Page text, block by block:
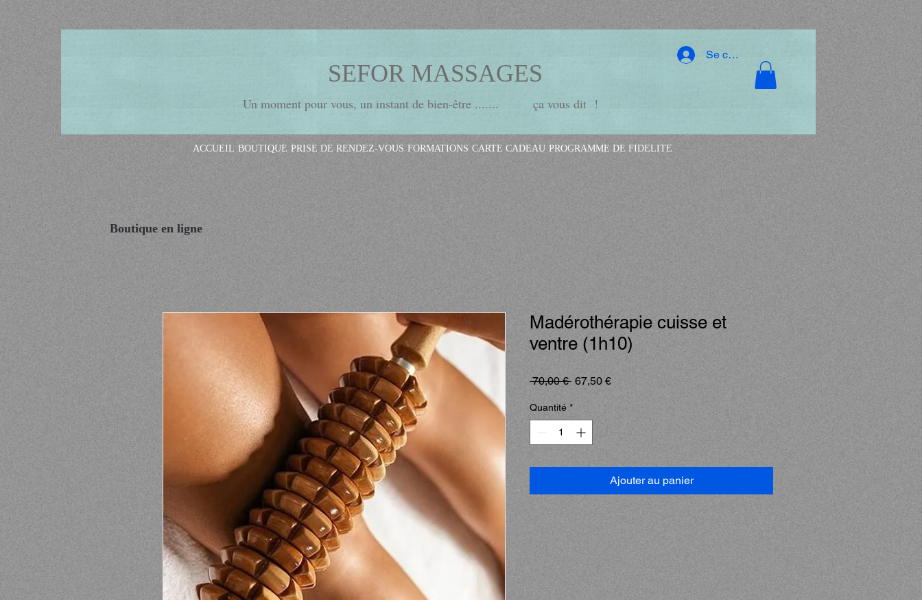
SEFOR MASSAGES
Se connecter
Un moment pour vous, un instant de bien-être ....... ça vous dit !
ACCUEIL BOUTIQUE PRISE DE RENDEZ-VOUS FORMATIONS CARTE CADEAU PROGRAMME DE FIDELITE
Boutique en ligne
Madérothérapie cuisse et
ventre (1h10)
70,00 € Prix
67,50 €Prix
promotionnel
Quantité *
Ajouter au panier